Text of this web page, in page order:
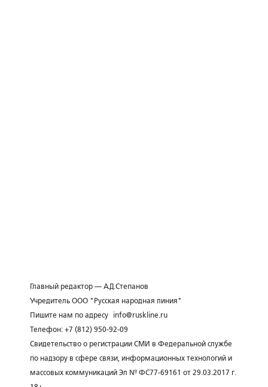
Главный редактор — А.Д.Степанов
Учредитель ООО "Русская народная линия"
Пишите нам по адресу
info@ruskline.ru
Телефон: +7 (812) 950-92-09
Свидетельство о регистрации СМИ в Федеральной службе
по надзору в сфере связи, информационных технологий и
массовых коммуникаций Эл № ФС77-69161 от 29.03.2017 г.